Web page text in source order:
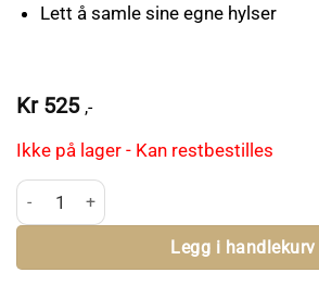
Lett å samle sine egne hylser
Kr 525 ,-
Ikke på lager - Kan restbestilles
CED Brass Mat antall
Legg i handlekurv